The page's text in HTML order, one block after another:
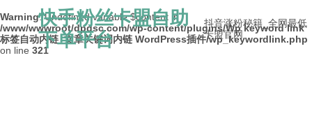
Warning: Undefined variable $content in
/www/wwwroot/dpdsc.com/wp-content/plugins/Wp keyword link
标签自动内链_文章关键词内链 WordPress插件/wp_keywordlink.php
on line 321
快手粉丝卡盟自助
下单平台
抖音涨粉秘籍_全网最低
卡盟官网